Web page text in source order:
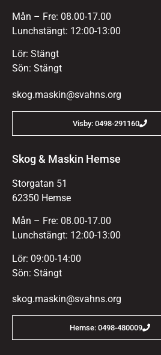
Mån – Fre: 08.00-17.00
Lunchstängt: 12:00-13:00
Lör: Stängt
Sön: Stängt
skog.maskin@svahns.org
Visby: 0498-291160
Skog & Maskin Hemse
Storgatan 51
62350 Hemse
Mån – Fre: 08.00-17.00
Lunchstängt: 12:00-13:00
Lör: 09:00-14:00
Sön: Stängt
skog.maskin@svahns.org
Hemse: 0498-480009